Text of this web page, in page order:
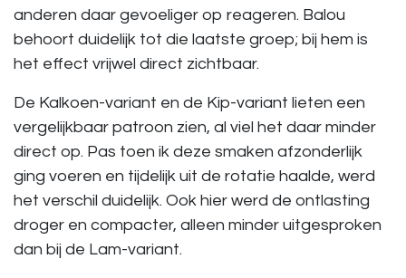
anderen daar gevoeliger op reageren. Balou
behoort duidelijk tot die laatste groep; bij hem is
het effect vrijwel direct zichtbaar.
De Kalkoen-variant en de Kip-variant lieten een
vergelijkbaar patroon zien, al viel het daar minder
direct op. Pas toen ik deze smaken afzonderlijk
ging voeren en tijdelijk uit de rotatie haalde, werd
het verschil duidelijk. Ook hier werd de ontlasting
droger en compacter, alleen minder uitgesproken
dan bij de Lam-variant.